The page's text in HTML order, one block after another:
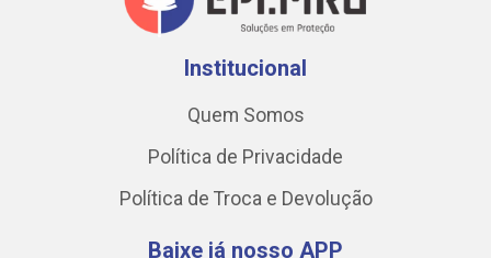
Institucional
Quem Somos
Política de Privacidade
Política de Troca e Devolução
Baixe já nosso APP